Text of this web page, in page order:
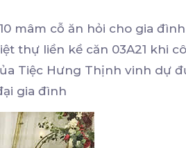
mâm cỗ ăn hỏi cho gia
thự liền kề căn 03A21 khi
Tiệc Hưng Thịnh vinh dự
gia đình